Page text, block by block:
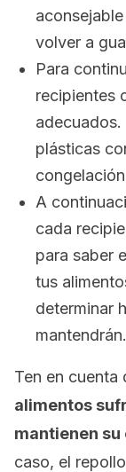
volver a
Para
recipientes
plásticas
A
cada
para saber
tus
determinar
mantendrán.
Ten en cuenta
alimentos
mantienen
caso, el